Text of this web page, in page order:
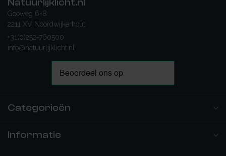
Natuurlijklicht.nl
Gooweg 6-8
2211 XV Noordwijkerhout
+31(0)252-760500
info@natuurlijklicht.nl
Categorieën
Informatie